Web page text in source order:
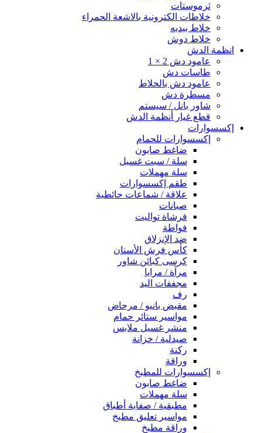
ثرموستات
خلاطات الكترونية بالاشعة الحمراء
خلاط بيديه
خلاط دوش
انظمة الدش
عامود دش 2 × 1
طاسات دش
عامود دش بالخلاط
مسطرة دش
شاور بانل / سيستم
قطع غيار أنظمة الدش
إكسسوارات
إكسسوارات للحمام
ضاغط صابون
سلة / سبت غسيل
سلة مهملات
طقم إكسسوارات
علاقة / شماعات حائطية
صبانات
فرشاة تواليت
فواطة
ضد الإنزلاق
كأس فرش الأسنان
كرسى كبائن شاور
مرآة / مرايا
مجففات اليد
رف
مقبض بانيو / مرحاض
مواسير ستائر حمام
منشر غسيل ملابس
صيدلية / خزانة
ركنة
وراقة
إكسسوارات للمطبخ
ضاغط صابون
سلة مهملات
مطبقية / صفاية أطباق
مواسير تعليق مطبخ
وراقة مطبخ